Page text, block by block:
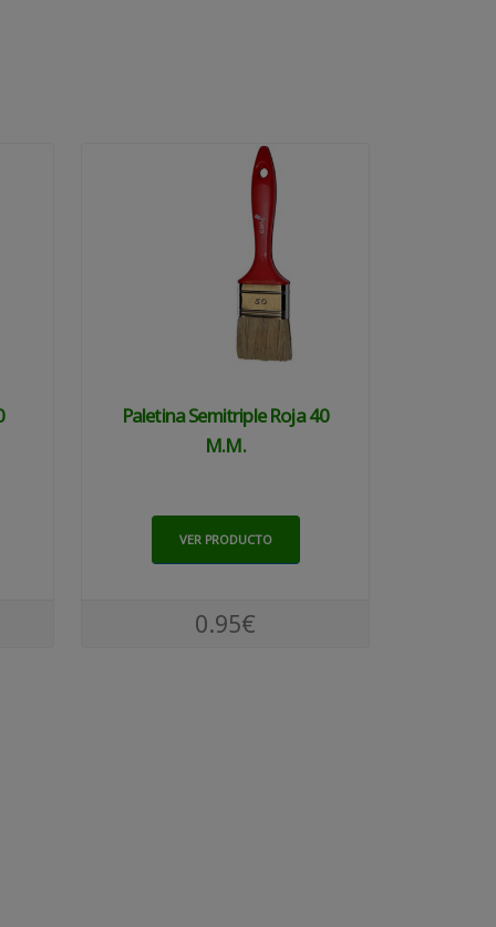
Paletina Semitriple Roja 40
M.m.
VER PRODUCTO
0.95€